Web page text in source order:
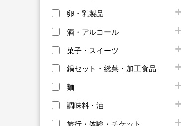
卵・乳製品
酒・アルコール
菓子・スイーツ
鍋セット・総菜・加工食品
麺
調味料・油
旅行・体験・チケット